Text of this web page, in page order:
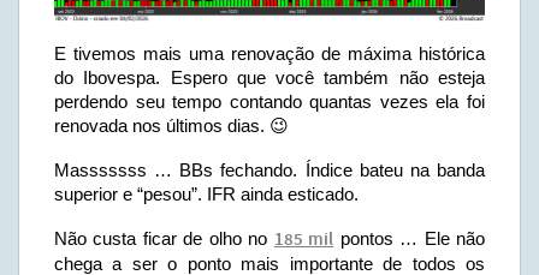
E tivemos mais uma renovação de máxima histórica
do Ibovespa. Espero que você também não esteja
perdendo seu tempo contando quantas vezes ela foi
renovada nos últimos dias. 😉
Masssssss … BBs fechando. Índice bateu na banda
superior e “pesou”. IFR ainda esticado.
Não custa ficar de olho no 185 mil pontos … Ele não
chega a ser o ponto mais importante de todos os